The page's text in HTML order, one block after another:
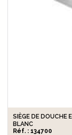
SIÈGE DE DOUCHE
BLANC
Réf. : 134700